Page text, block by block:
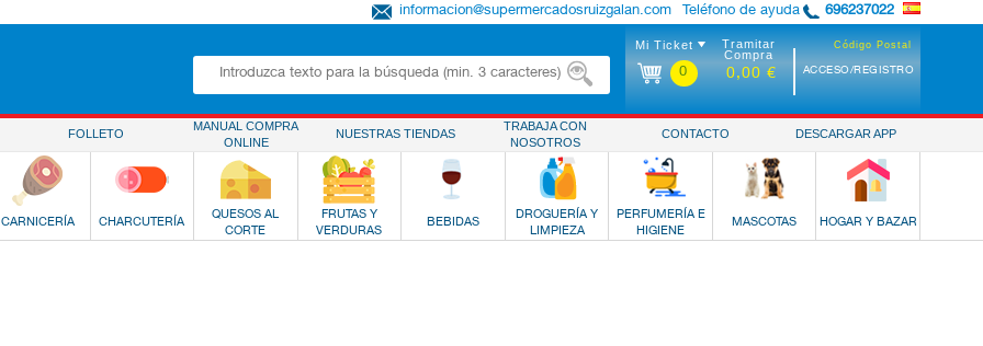
Teléfono de ayuda 696237022
informacion@supermercadosruizgalan.com
Código Postal
ACCESO/REGISTRO
Mi Ticket
0
Tramitar
Compra
0,00 €
FOLLETO
MANUAL COMPRA
ONLINE
NUESTRAS TIENDAS
TRABAJA CON
NOSOTROS
CONTACTO DESCARGAR APP
CARNICERÍA CHARCUTERÍA
QUESOS AL
CORTE
FRUTAS Y
VERDURAS
BEBIDAS
DROGUERÍA Y
LIMPIEZA
PERFUMERÍA E
HIGIENE
MASCOTAS HOGAR Y BAZAR